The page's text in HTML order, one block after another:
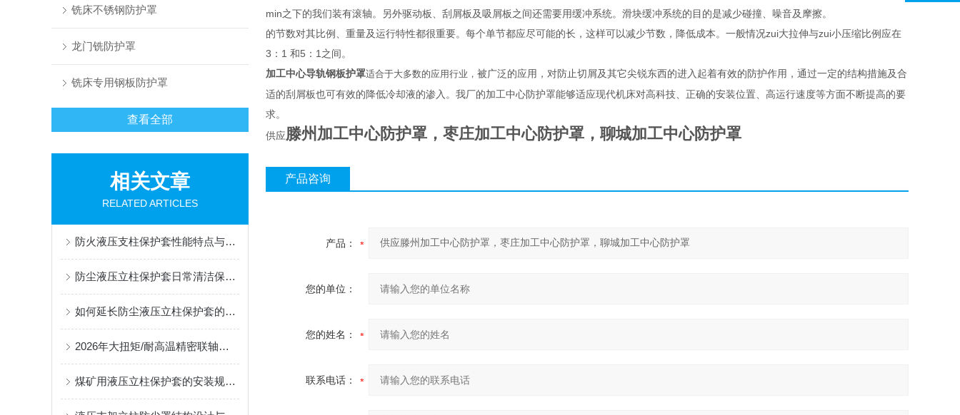
铣床不锈钢防护罩
龙门铣防护罩
铣床专用钢板防护罩
查看全部
相关文章
RELATED ARTICLES
防火液压支柱保护套性能特点与阻燃防护应用
防尘液压立柱保护套日常清洁保养与更换规范
如何延长防尘液压立柱保护套的使用寿命？
2026年大扭矩/耐高温精密联轴器定制找哪家？能实现精准定制的优质厂家盘点
煤矿用液压立柱保护套的安装规范与使用寿命提升方案
min之下的我们装有滚轴。另外驱动板、刮屑板及吸屑板之间还需要用缓冲系统。滑块缓冲系统的目的是减少碰撞、噪音及摩擦。
的节数对其比例、重量及运行特性都很重要。每个单节都应尽可能的长，这样可以减少节数，降低成本。一般情况zui大拉伸与zui小压缩比例应在
3：1 和5：1之间。
加工中心导轨钢板护罩适合于大多数的应用行业， 被广泛的应用，对防止切屑及其它尖锐东西的进入起着有效的防护作用，通过一定的结构措施及合
适的刮屑板也可有效的降低冷却液的渗入。我厂的加工中心防护罩能够适应现代机床对高科技、正确的安装位置、高运行速度等方面不断提高的要
求。
供应滕州加工中心防护罩，枣庄加工中心防护罩，聊城加工中心防护罩
产品咨询
产品：
您的单位：
您的姓名：
联系电话：